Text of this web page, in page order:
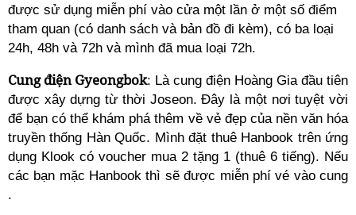
được sử dụng miễn phí vào cửa một lần ở một số điểm
tham quan (có danh sách và bản đồ đi kèm), có ba loại
24h, 48h và 72h và mình đã mua loại 72h.
Cung điện Gyeongbok: Là cung điện Hoàng Gia đầu tiên
được xây dựng từ thời Joseon. Đây là một nơi tuyệt vời
để bạn có thể khám phá thêm về vẻ đẹp của nền văn hóa
truyền thống Hàn Quốc. Mình đặt thuê Hanbook trên ứng
dụng Klook có voucher mua 2 tặng 1 (thuê 6 tiếng). Nếu
các bạn mặc Hanbook thì sẽ được miễn phí vé vào cung
.